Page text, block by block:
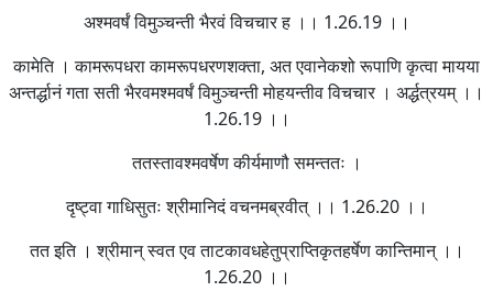
अश्मवर्षं विमुञ्चन्ती भैरवं विचचार ह ।। 1.26.19 ।।
कामेति । कामरूपधरा कामरूपधरणशक्ता, अत एवानेकशो रूपाणि कृत्वा मायया
अन्तर्द्धानं गता सती भैरवमश्मवर्षं विमुञ्चन्ती मोहयन्तीव विचचार । अर्द्धत्रयम् ।।
1.26.19 ।।
ततस्तावश्मवर्षेण कीर्यमाणौ समन्ततः ।
दृष्ट्वा गाधिसुतः श्रीमानिदं वचनमब्रवीत् ।। 1.26.20 ।।
तत इति । श्रीमान् स्वत एव ताटकावधहेतुप्राप्तिकृतहर्षेण कान्तिमान् ।।
1.26.20 ।।